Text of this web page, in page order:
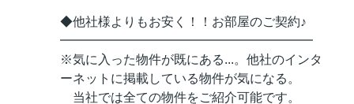
◆他社様よりもお安く！！お部屋のご契約♪
━━━━━━━━━━━━━━━━━━━━
※気に入った物件が既にある...。他社のインタ
ーネットに掲載している物件が気になる。
当社では全ての物件をご紹介可能です。